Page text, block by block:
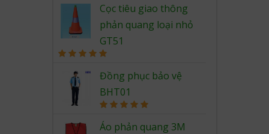
out of 5
Cọc tiêu giao thông
phản quang loại nhỏ
GT51
out of 5
Đồng phục bảo vệ
BHT01
out of 5
Áo phản quang 3M